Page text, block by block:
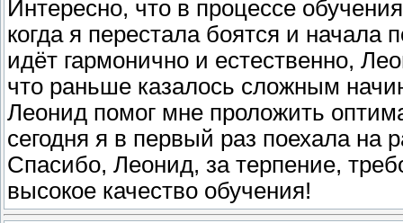
Интересно, что в процессе
когда я перестала боятся и начала
идёт гармонично и естественно,
что раньше казалось сложным
Леонид помог мне проложить
сегодня я в первый раз поехала на
Спасибо, Леонид, за терпение,
высокое качество обучения!